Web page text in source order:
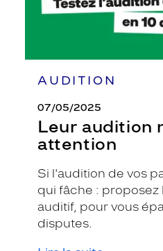
AUDITION
07/05/2025
Leur audition
attention
Si l'audition de vos
qui fâche : proposez
auditif, pour vous
disputes.